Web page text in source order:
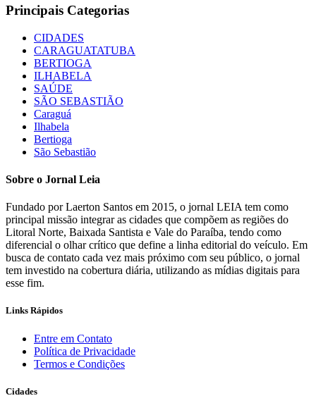
Principais Categorias
CIDADES
CARAGUATATUBA
BERTIOGA
ILHABELA
SAÚDE
SÃO SEBASTIÃO
Caraguá
Ilhabela
Bertioga
São Sebastião
Sobre o Jornal Leia
Fundado por Laerton Santos em 2015, o jornal LEIA tem como
principal missão integrar as cidades que compõem as regiões do
Litoral Norte, Baixada Santista e Vale do Paraíba, tendo como
diferencial o olhar crítico que define a linha editorial do veículo. Em
busca de contato cada vez mais próximo com seu público, o jornal
tem investido na cobertura diária, utilizando as mídias digitais para
esse fim.
Links Rápidos
Entre em Contato
Política de Privacidade
Termos e Condições
Cidades